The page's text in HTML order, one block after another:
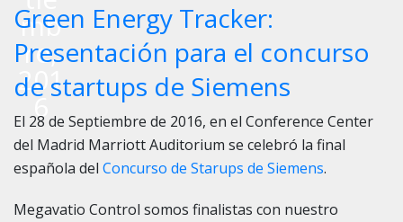
mb
re,
201
6
Green Energy Tracker:
Presentación para el concurso
de startups de Siemens
El 28 de Septiembre de 2016, en el Conference Center
del Madrid Marriott Auditorium se celebró la final
española del Concurso de Starups de Siemens.
Megavatio Control somos finalistas con nuestro